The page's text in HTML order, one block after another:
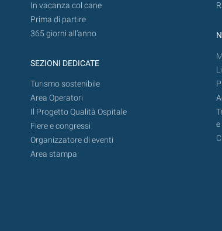
In vacanza col cane
Prima di partire
365 giorni all’anno
SEZIONI DEDICATE
Turismo sostenibile
Area Operatori
Il Progetto Qualità Ospitale
Fiere e congressi
Organizzatore di eventi
Area stampa